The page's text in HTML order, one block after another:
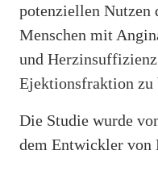
potenziellen Nutzen
Menschen mit
und
Ejektionsfraktion zu
Die Studie wurde
dem Entwickler von